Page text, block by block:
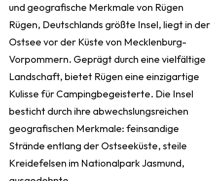
und geografische Merkmale von Rügen
Rügen, Deutschlands größte Insel, liegt in der
Ostsee vor der Küste von Mecklenburg-
Vorpommern. Geprägt durch eine vielfältige
Landschaft, bietet Rügen eine einzigartige
Kulisse für Campingbegeisterte. Die Insel
besticht durch ihre abwechslungsreichen
geografischen Merkmale: feinsandige
Strände entlang der Ostseeküste, steile
Kreidefelsen im Nationalpark Jasmund,